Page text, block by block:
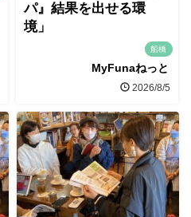
パ』結果を出せる環
境」
船橋
MyFunaねっと
2026/8/5